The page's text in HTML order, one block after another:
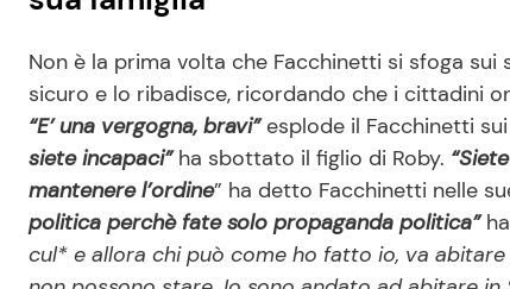
Non è la prima volta che Facchinetti si sfoga
sicuro e lo ribadisce, ricordando che i cittadini
“E’ una vergogna, bravi”esplode il Facchinetti
siete incapaci”ha sbottato il figlio di Roby.
mantenere l’ordine” ha detto Facchinetti nelle
politica perchè fate solo propaganda politica”
cul* e allora chi può come ho fatto io, va abitare